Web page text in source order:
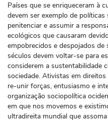
Países que se enriqueceram à
devem ser exemplo de
penitenciar e assumir a
ecológicos que causaram
empobrecidos e despojados
séculos devem voltar-se para
considerem a sustentabilidade
sociedade. Ativistas em
re-unir forças, entusiasmo e
organização sociopolítica
em que nos movemos e
ultradireita mundial que